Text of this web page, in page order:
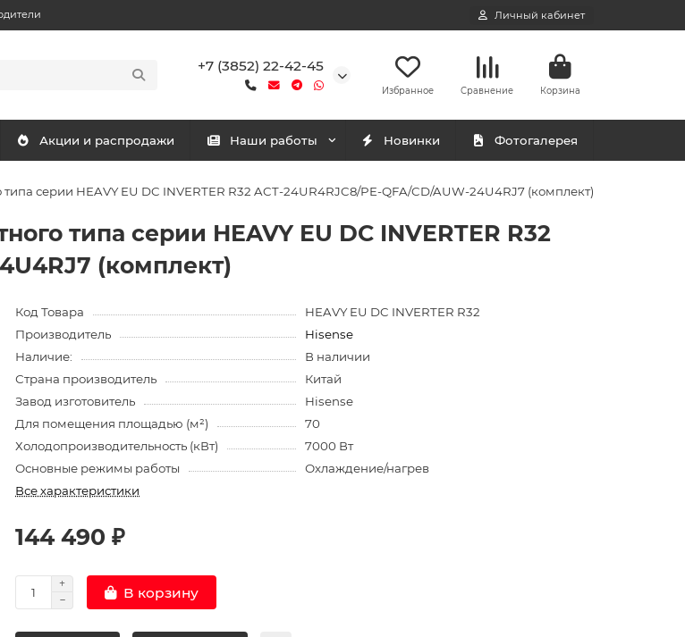
Личный кабинет
+7 (3852) 22-42-45
Избранное Сравнение Корзина
Акции и распродажи Наши работы Новинки Фотогалерея
серии HEAVY EU DC INVERTER R32 ACT-24UR4RJC8/PE-QFA/CD/AUW-24U4RJ7 (комплект)
типа серии HEAVY EU DC INVERTER R32
(комплект)
Код Товара
HEAVY EU DC INVERTER R32
Производитель
Hisense
Наличие:
В наличии
Страна производитель
Китай
Завод изготовитель
Hisense
Для помещения площадью (м²)
70
Холодопроизводительность (кВт)
7000 Вт
Основные режимы работы
Охлаждение/нагрев
Все характеристики
144 490 ₽
В корзину